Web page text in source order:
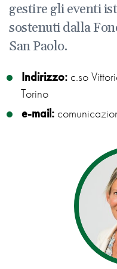
gestire gli eventi
sostenuti dalla
San Paolo.
Indirizzo: c.so
Torino
e-mail: